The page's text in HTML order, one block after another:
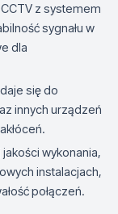
z systemem
sygnału w
dla
się do
innych urządzeń
wykonania,
instalacjach,
połączeń.